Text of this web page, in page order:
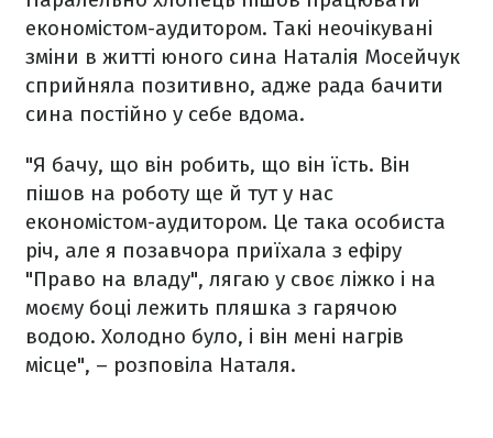
економістом-аудитором. Такі неочікувані
зміни в житті юного сина Наталія Мосейчук
сприйняла позитивно, адже рада бачити
сина постійно у себе вдома.
"Я бачу, що він робить, що він їсть. Він
пішов на роботу ще й тут у нас
економістом-аудитором. Це така особиста
річ, але я позавчора приїхала з ефіру
"Право на владу", лягаю у своє ліжко і на
моєму боці лежить пляшка з гарячою
водою. Холодно було, і він мені нагрів
місце", – розповіла Наталя.